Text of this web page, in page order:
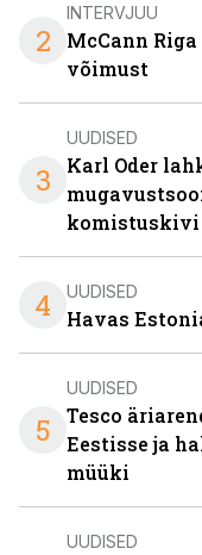
2
INTERVJUU
McCann
võimust
3
UUDISED
Karl Oder
komistuskivi
4 UUDISED
Havas
5
UUDISED
Tesco
Eestisse ja
müüki
UUDISED